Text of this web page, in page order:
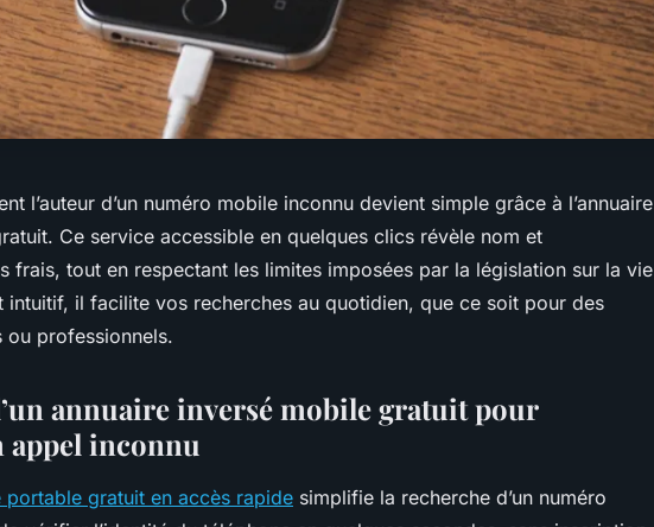
l’auteur d’un numéro mobile inconnu devient simple grâce à l’annuaire
Ce service accessible en quelques clics révèle nom et
frais, tout en respectant les limites imposées par la législation sur la vie
intuitif, il facilite vos recherches au quotidien, que ce soit pour des
ou professionnels.
annuaire inversé mobile gratuit pour
inconnu
portable gratuit en accès rapide simplifie la recherche d’un numéro